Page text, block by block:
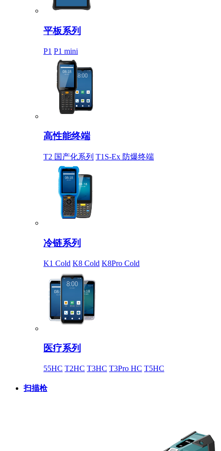
平板系列
P1 P1 mini
高性能终端
T2 国产化系列 T1S-Ex 防爆终端
冷链系列
K1 Cold K8 Cold K8Pro Cold
医疗系列
55HC T2HC T3HC T3Pro HC T5HC
扫描枪